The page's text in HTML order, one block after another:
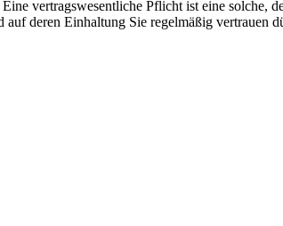
Eine vertragswesentliche Pflicht ist eine solche,
deren Einhaltung Sie regelmäßig vertrauen